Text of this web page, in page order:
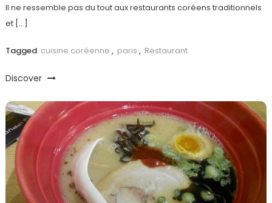
Il ne ressemble pas du tout aux restaurants coréens traditionnels
et […]
Tagged cuisine coréenne , paris , Restaurant
Discover